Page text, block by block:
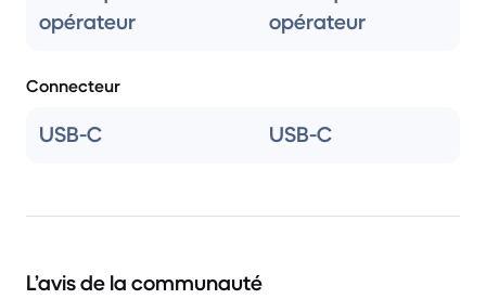
opérateur
opérateur
Connecteur
USB-C USB-C
L’avis de la communauté